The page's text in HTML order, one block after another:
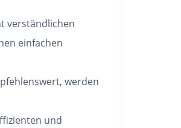
verständlichen
einfachen
werden
und